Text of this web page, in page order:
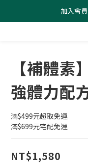
全
加入會
全
【補體素
強體力配
滿$499元超取免運
滿$699元宅配免運
NT$1,580